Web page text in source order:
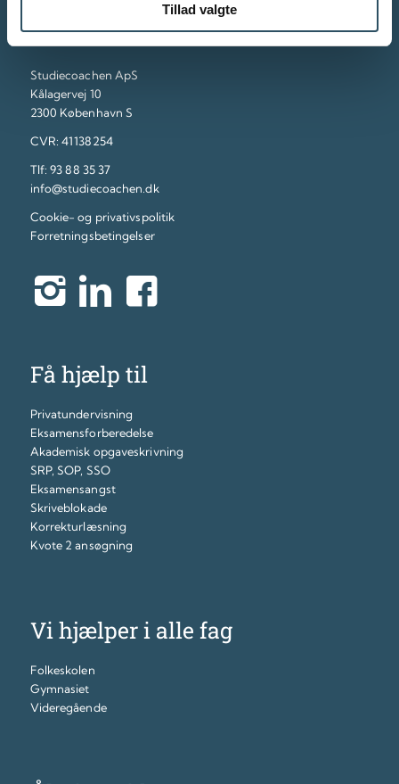
Tillad valgte
Kontakt
Studiecoachen ApS
Kålagervej 10
2300 København S
CVR: 41138254
Tlf:93 88 35 37
info@studiecoachen.dk
Cookie- og privativspolitik
Forretningsbetingelser
Få hjælp til
Privatundervisning
Eksamensforberedelse
Akademisk opgaveskrivning
SRP, SOP, SSO
Eksamensangst
Skriveblokade
Korrekturlæsning
Kvote 2 ansøgning
Vi hjælper i alle fag
Folkeskolen
Gymnasiet
Videregående